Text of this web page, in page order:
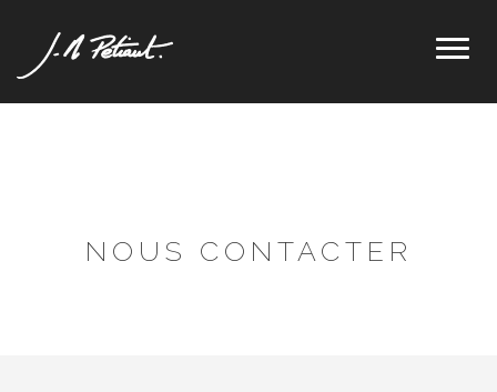
NOUS CONTACTER